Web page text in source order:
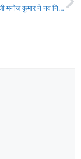
कोसी रेंज के डीआईजी मनोज कुमार ने नव नियुक्त सिपाहियों को बांटा नियुक्ति पत्र!